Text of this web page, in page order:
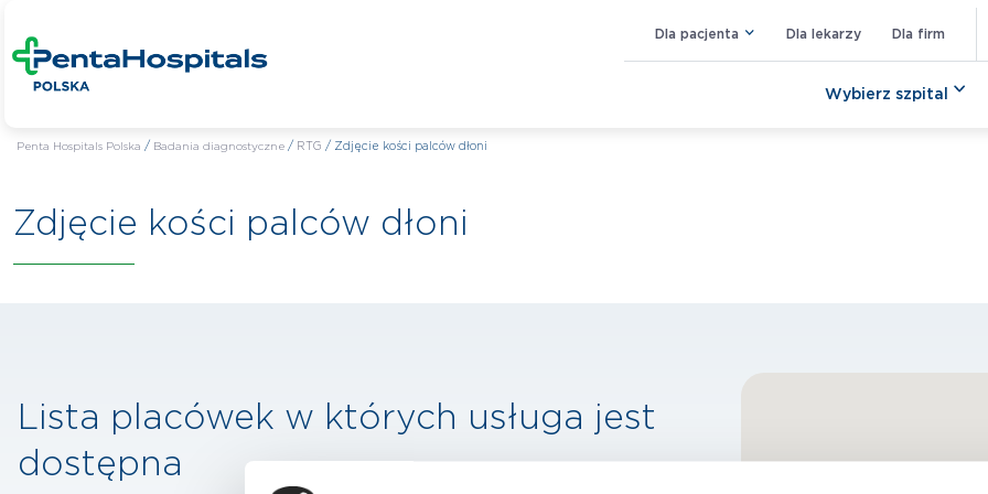
Dla pacjenta Dla lekarzy Dla firm
Wybierz szpital
Penta Hospitals Polska / Badania diagnostyczne/ RTG / Zdjęcie kości palców dłoni
Zdjęcie kości palców dłoni
Lista placówek w których usługa jest
dostępna